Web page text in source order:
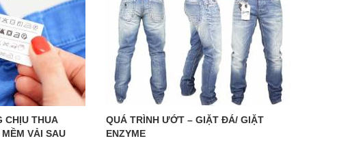
CHỊU THUA
VẢI SAU
QUÁ TRÌNH ƯỚT – GIẶT ĐÁ/ GIẶT
ENZYME